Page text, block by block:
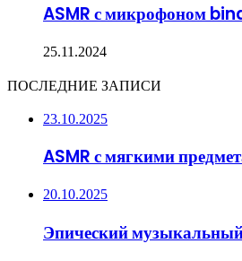
ASMR с микрофоном
25.11.2024
ПОСЛЕДНИЕ ЗАПИСИ
23.10.2025
ASMR с мягкими
20.10.2025
Эпический